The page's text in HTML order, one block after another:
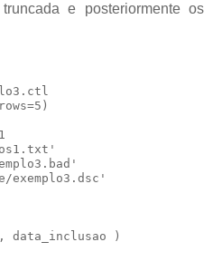
e posteriormente os